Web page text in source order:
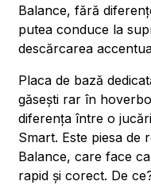
Balance, fără
putea conduce la
descărcarea
Placa de bază
găsești rar în
diferența între o
Smart. Este piesa de
Balance, care face
rapid și corect. De